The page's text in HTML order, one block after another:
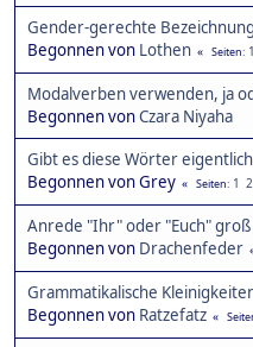
Gender-gerechte
Begonnen von Lothen Seiten 1
Modalverben verwenden, ja
Begonnen vonCzara Niyaha
Gibt es diese Wörter
Begonnen von Grey
Seiten 1 2
Anrede "Ihr" oder "Euch"
Begonnen von Drachenfeder
Grammatikalische
Begonnen von Ratzefatz